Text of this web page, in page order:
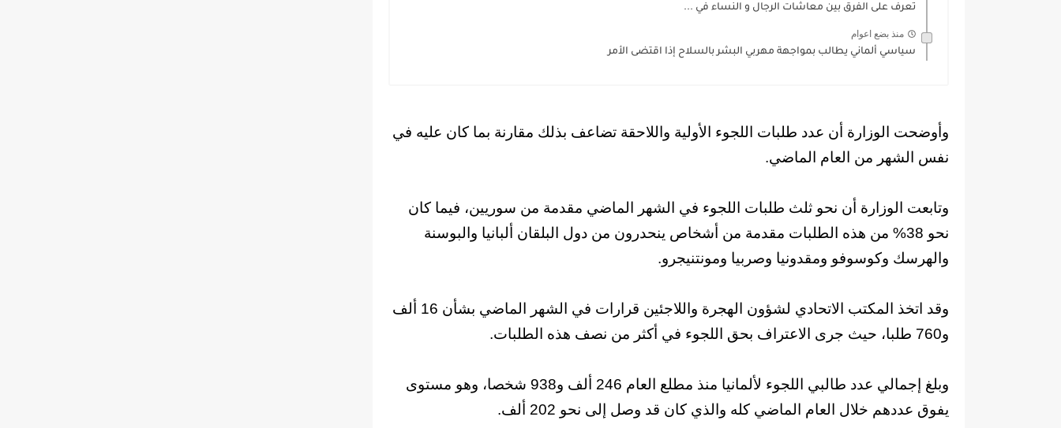
تعرف على الفرق بين معاشات الرجال و النساء في ...
منذ بضع اعوام
سياسي ألماني يطالب بمواجهة مهربي البشر بالسلاح إذا اقتضى الأمر
وأوضحت الوزارة أن عدد طلبات اللجوء الأولية واللاحقة تضاعف بذلك مقارنة بما كان عليه في
نفس الشهر من العام الماضي.
وتابعت الوزارة أن نحو ثلث طلبات اللجوء في الشهر الماضي مقدمة من سوريين، فيما كان
نحو 38% من هذه الطلبات مقدمة من أشخاص ينحدرون من دول البلقان ألبانيا والبوسنة
والهرسك وكوسوفو ومقدونيا وصربيا ومونتنيجرو.
وقد اتخذ المكتب الاتحادي لشؤون الهجرة واللاجئين قرارات في الشهر الماضي بشأن 16 ألف
و760 طلبا، حيث جرى الاعتراف بحق اللجوء في أكثر من نصف هذه الطلبات.
وبلغ إجمالي عدد طالبي اللجوء لألمانيا منذ مطلع العام 246 ألف و938 شخصا، وهو مستوى
يفوق عددهم خلال العام الماضي كله والذي كان قد وصل إلى نحو 202 ألف.